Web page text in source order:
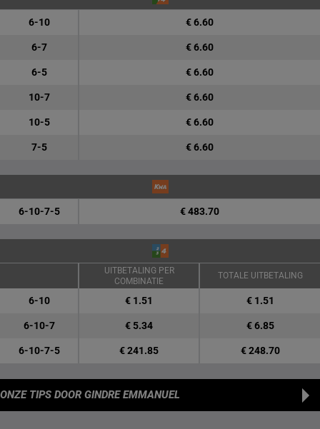
6-10 € 6.60
6-7 € 6.60
6-5 € 6.60
10-7 € 6.60
10-5 € 6.60
7-5 € 6.60
6-10-7-5 € 483.70
UITBETALING PER
COMBINATIE
TOTALE UITBETALING
6-10 € 1.51 € 1.51
6-10-7 € 5.34 € 6.85
6-10-7-5 € 241.85 € 248.70
ONZE TIPS DOOR GINDRE EMMANUEL